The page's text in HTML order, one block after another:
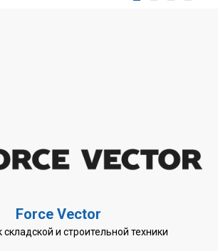
Force Vector
и строительной техники